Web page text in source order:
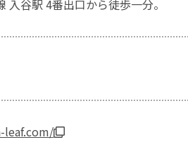
入谷駅 4番出口から徒歩一分。